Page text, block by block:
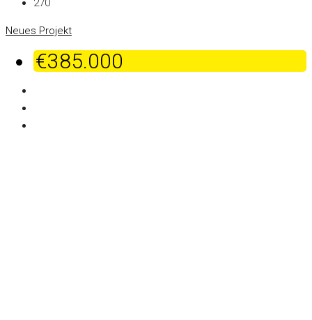
270
Neues Projekt
€385.000